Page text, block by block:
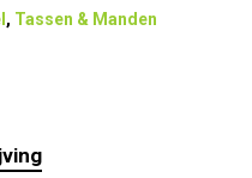
, Tassen & Manden